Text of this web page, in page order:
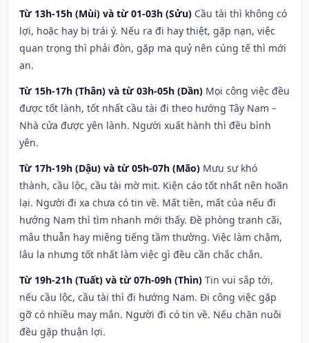
Từ 13h-15h (Mùi) và từ 01-03h (Sửu) Cầu tài thì không có
lợi, hoặc hay bị trái ý. Nếu ra đi hay thiệt, gặp nạn, việc
quan trọng thì phải đòn, gặp ma quỷ nên cúng tế thì mới
an.
Từ 15h-17h (Thân) và từ 03h-05h (Dần) Mọi công việc đều
được tốt lành, tốt nhất cầu tài đi theo hướng Tây Nam –
Nhà cửa được yên lành. Người xuất hành thì đều bình
yên.
Từ 17h-19h (Dậu) và từ 05h-07h (Mão) Mưu sự khó
thành, cầu lộc, cầu tài mờ mịt. Kiện cáo tốt nhất nên hoãn
lại. Người đi xa chưa có tin về. Mất tiền, mất của nếu đi
hướng Nam thì tìm nhanh mới thấy. Đề phòng tranh cãi,
mâu thuẫn hay miệng tiếng tầm thường. Việc làm chậm,
lâu la nhưng tốt nhất làm việc gì đều cần chắc chắn.
Từ 19h-21h (Tuất) và từ 07h-09h (Thìn) Tin vui sắp tới,
nếu cầu lộc, cầu tài thì đi hướng Nam. Đi công việc gặp
gỡ có nhiều may mắn. Người đi có tin về. Nếu chăn nuôi
đều gặp thuận lợi.